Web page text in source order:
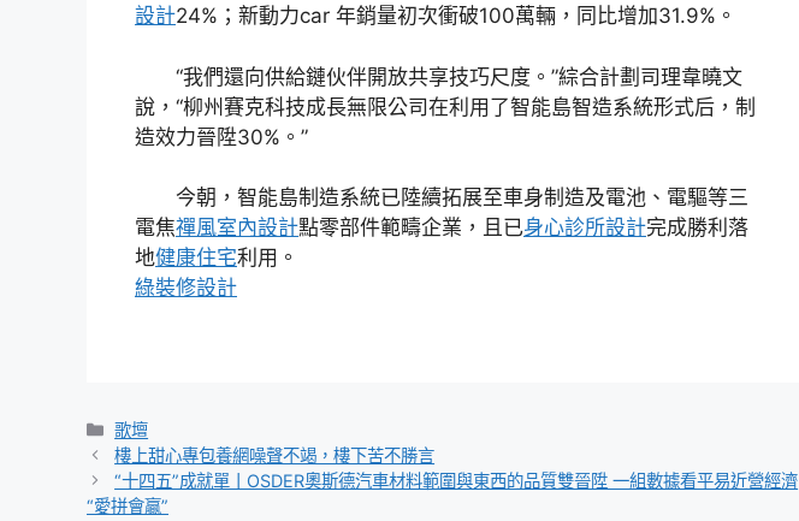
設計24%；新動力car 年銷量初次衝破100萬輛，同比增加31.9%。
“我們還向供給鏈伙伴開放共享技巧尺度。”綜合計劃司理韋曉文
說，“柳州賽克科技成長無限公司在利用了智能島智造系統形式后，制
造效力晉陞30%。”
今朝，智能島制造系統已陸續拓展至車身制造及電池、電驅等三
電焦禪風室內設計點零部件範疇企業，且已身心診所設計完成勝利落
地健康住宅利用。
綠裝修設計
分
類
歌壇
樓上甜心專包養網噪聲不竭，樓下苦不勝言
“十四五”成就單丨OSDER奧斯德汽車材料範圍與東西的品質雙晉陞 一組數據看平易近營經濟
“愛拼會贏”